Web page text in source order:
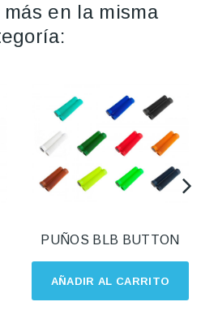
en la misma
AÑADIR AL CARRITO
PUÑOS BLB BUTTON